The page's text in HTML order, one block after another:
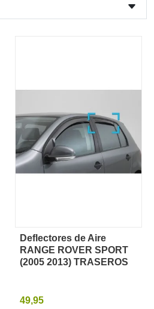
Vista rápida
Deflectores de Aire
RANGE ROVER SPORT
(2005 2013) TRASEROS
49,95